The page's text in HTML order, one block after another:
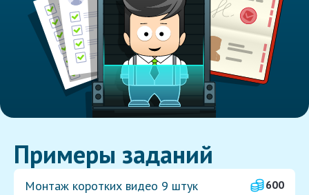
Примеры заданий
Монтаж коротких видео 9 штук
600